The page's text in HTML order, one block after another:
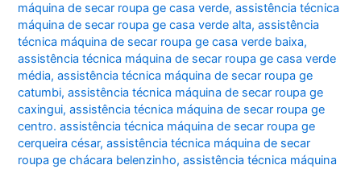
máquina de secar roupa ge casa verde,assistência técnica
máquina de secar roupa ge casa verde alta,assistência
técnica máquina de secar roupa ge casa verde baixa,
assistência técnica máquina de secar roupa ge casa verde
média,assistência técnica máquina de secar roupa ge
catumbi,assistência técnica máquina de secar roupa ge
caxingui,assistência técnica máquina de secar roupa ge
centro. assistência técnica máquina de secar roupa ge
cerqueira césar,assistência técnica máquina de secar
roupa ge chácara belenzinho,assistência técnica máquina